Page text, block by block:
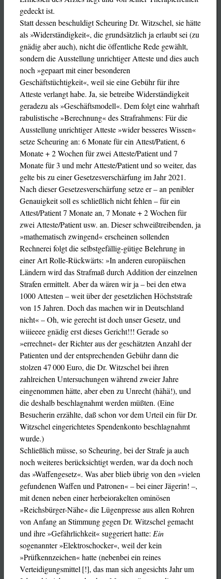
gedeckt ist.
Statt dessen beschuldigt Scheuring Dr. Witzschel, sie hätte
als »Widerständigkeit«, die grundsätzlich ja erlaubt sei (zu
gnädig aber auch), nicht die öffentliche Rede gewählt,
sondern die Ausstellung unrichtiger Atteste und dies auch
noch »gepaart mit einer besonderen
Geschäftstüchtigkeit«, weil sie eine Gebühr für ihre
Atteste verlangt habe. Ja, sie betreibe Widerständigkeit
geradezu als »Geschäftsmodell«. Dem folgt eine wahrhaft
rabulistische »Berechnung« des Strafrahmens: Für die
Ausstellung unrichtiger Atteste »wider besseres Wissen«
setze Scheuring an: 6 Monate für ein Attest/Patient, 6
Monate + 2 Wochen für zwei Atteste/Patient und 7
Monate für 3 und mehr Atteste/Patient und so weiter, das
gelte bis zu einer Gesetzesverschärfung im Jahr 2021.
Nach dieser Gesetzesverschärfung setze er – an penibler
Genauigkeit soll es schließlich nicht fehlen – für ein
Attest/Patient 7 Monate an, 7 Monate + 2 Wochen für
zwei Atteste/Patient usw. an. Dieser schweißtreibenden, ja
»mathematisch zwingend« erscheinen sollenden
Rechnerei folgt die selbstgefällig-gütige Belehrung in
einer Art Rolle-Rückwärts: »In anderen europäischen
Ländern wird das Strafmaß durch Addition der einzelnen
Strafen ermittelt. Aber da wären wir ja – bei den etwa
1000 Attesten – weit über der gesetzlichen Höchststrafe
von 15 Jahren. Doch das machen wir in Deutschland
nicht« – Oh, wie gerecht ist doch unser Gesetz, und
wiiieeee gnädig erst dieses Gericht!!! Gerade so
»errechnet« der Richter aus der geschätzten Anzahl der
Patienten und der entsprechenden Gebühr dann die
stolzen 47 000 Euro, die Dr. Witzschel bei ihren
zahlreichen Untersuchungen während zweier Jahre
eingenommen hätte, aber eben zu Unrecht (hähä!), und
die deshalb beschlagnahmt werden müßten. (Eine
Besucherin erzählte, daß schon vor dem Urteil ein für Dr.
Witzschel eingerichtetes Spendenkonto beschlagnahmt
wurde.)
Schließlich müsse, so Scheuring, bei der Strafe ja auch
noch weiteres berücksichtigt werden, war da doch noch
das »Waffengesetz«. Was aber blieb übrig von den »vielen
gefundenen Waffen und Patronen« – bei einer Jägerin! –,
mit denen neben einer herbeiorakelten ominösen
»Reichsbürger-Nähe« die Lügenpresse aus allen Rohren
von Anfang an Stimmung gegen Dr. Witzschel gemacht
und ihre »Gefährlichkeit« suggeriert hatte: Ein
sogenannter »Elektroschocker«, weil der kein
»Prüfkennzeichen« hatte (nebenbei ein reines
Verteidigungsmittel [!], das man sich angesichts Jahr um